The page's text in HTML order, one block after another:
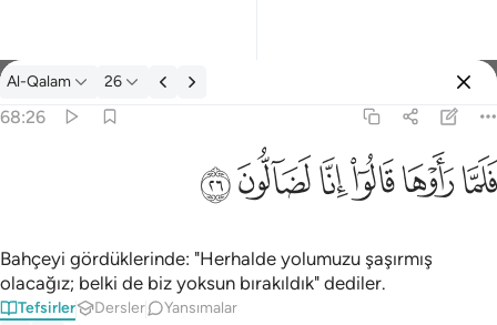
Tefsir: Al-Qalam 68:26
Al-Qalam 26
68:26
فَلَمَّا رَأَوْهَا قَالُوٓا۟ إِنَّا لَضَآلُّونَ ٢٦
ﱵﱶﱷﱸﱹﱺ
Bahçeyi gördüklerinde: "Herhalde yolumuzu şaşırmış
olacağız; belki de biz yoksun bırakıldık" dediler.
Tefsirler Dersler Yansımalar